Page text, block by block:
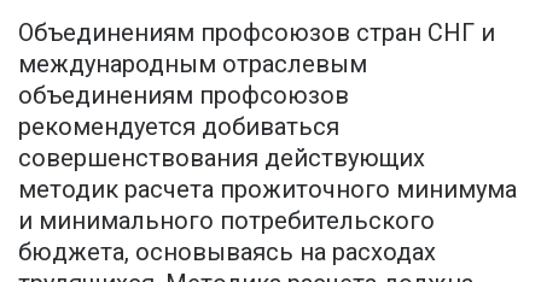
Объединениям профсоюзов стран СНГ и
международным отраслевым
объединениям профсоюзов
рекомендуется добиваться
совершенствования действующих
методик расчета прожиточного минимума
и минимального потребительского
бюджета, основываясь на расходах